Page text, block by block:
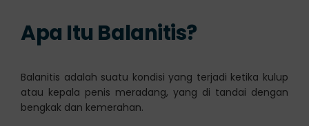
Apa Itu Balanitis?
Balanitis adalah suatu kondisi yang terjadi ketika kulup
atau kepala penis meradang, yang di tandai dengan
bengkak dan kemerahan.